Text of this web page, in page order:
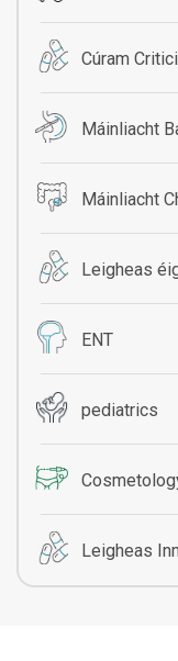
Cúram
Máinliacht
Máinliacht
Leigheas
ENT
pediatrics
Leigheas